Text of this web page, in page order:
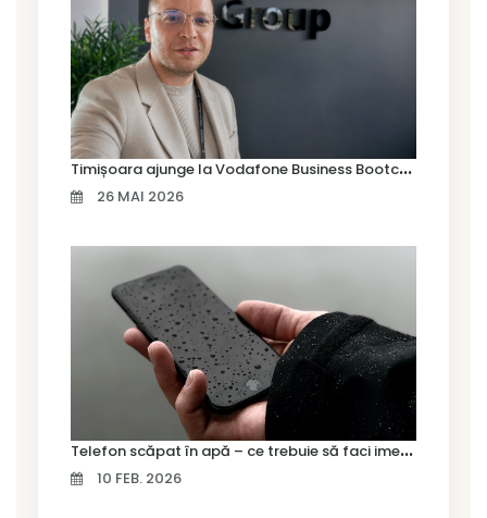
T
imișoara ajunge la Vodafone Business Bootcamp prin Marius Cermian de la Armour România
26 MAI 2026
T
elefon scăpat în apă – ce trebuie să faci imediat și ce greșeli să eviți
10 FEB. 2026